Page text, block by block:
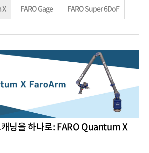
X FARO Gage FARO Super 6DoF
닝을 하나로: FARO Quantum X